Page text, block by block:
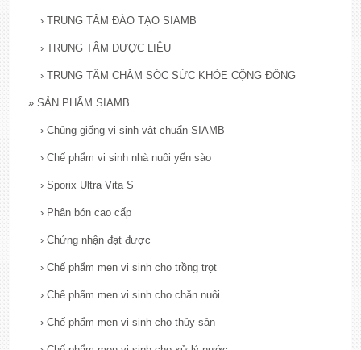
› TRUNG TÂM ĐÀO TẠO SIAMB
› TRUNG TÂM DƯỢC LIỆU
› TRUNG TÂM CHĂM SÓC SỨC KHỎE CỘNG ĐỒNG
» SẢN PHẨM SIAMB
› Chủng giống vi sinh vật chuẩn SIAMB
› Chế phẩm vi sinh nhà nuôi yến sào
› Sporix Ultra Vita S
› Phân bón cao cấp
› Chứng nhận đạt được
› Chế phẩm men vi sinh cho trồng trọt
› Chế phẩm men vi sinh cho chăn nuôi
› Chế phẩm men vi sinh cho thủy sản